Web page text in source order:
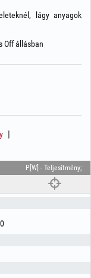
lágy anyagok
Off állásban
P[W] - Teljesítmény;